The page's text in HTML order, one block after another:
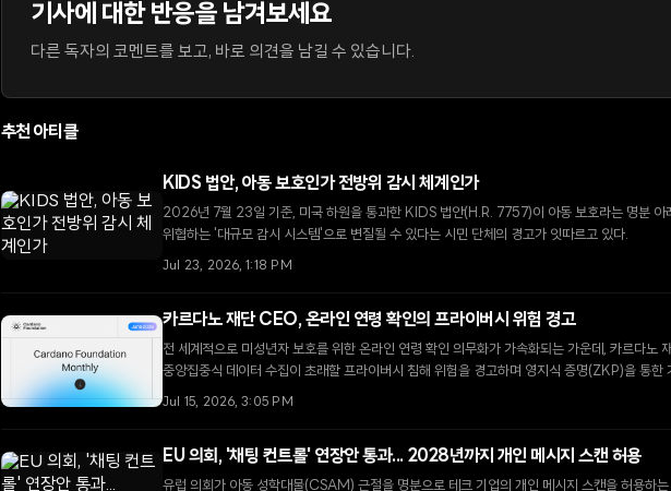
기사에 대한 반응을 남겨보세요
다른 독자의 코멘트를 보고, 바로 의견을 남길 수 있습니다.
추천 아티클
KIDS 법안, 아동 보호인가 전방위 감시 체계인가
2026년 7월 23일 기준, 미국 하원을 통과한 KIDS 법안(H.R. 7757)이 아동 보호라는 명분 아
위협하는 '대규모 감시 시스템'으로 변질될 수 있다는 시민 단체의 경고가 잇따르고 있다.
Jul 23, 2026, 1:18 PM
카르다노 재단 CEO, 온라인 연령 확인의 프라이버시 위험 경고
전 세계적으로 미성년자 보호를 위한 온라인 연령 확인 의무화가 가속화되는 가운데, 카르다노
중앙집중식 데이터 수집이 초래할 프라이버시 침해 위험을 경고하며 영지식 증명(ZKP)을 통한
Jul 15, 2026, 3:05 PM
EU 의회, '채팅 컨트롤' 연장안 통과... 2028년까지 개인 메시지 스캔 허용
유럽 의회가 아동 성학대물(CSAM) 근절을 명분으로 테크 기업의 개인 메시지 스캔을 허용하